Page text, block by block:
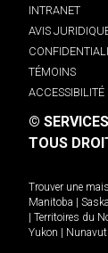
INTRANET
AVIS
TÉMOINS
ACCESSIBILITÉ
©
TOUS
Trouver une
Manitoba
Territoires du
Yukon
Nunavut